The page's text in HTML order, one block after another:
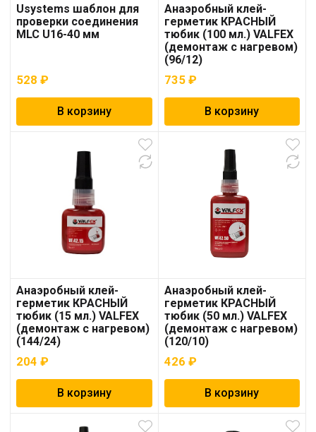
Usystems шаблон для
проверки соединения
MLC U16-40 мм
528 ₽
В корзину
Анаэробный клей-
герметик КРАСНЫЙ
тюбик (100 мл.) VALFEX
(демонтаж с нагревом)
(96/12)
735 ₽
В корзину
Анаэробный клей-
герметик КРАСНЫЙ
тюбик (15 мл.) VALFEX
(демонтаж с нагревом)
(144/24)
204 ₽
В корзину
Анаэробный клей-
герметик КРАСНЫЙ
тюбик (50 мл.) VALFEX
(демонтаж с нагревом)
(120/10)
426 ₽
В корзину